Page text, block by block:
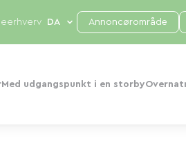
Med udgangspunkt i en storby
Annoncørområde